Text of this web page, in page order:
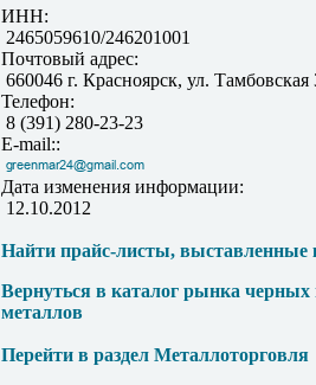
ИНН:
2465059610/246201001
Почтовый адрес:
660046 г. Красноярск, ул. Тамбовская
Телефон:
8 (391) 280-23-23
E-mail::
Дата изменения информации:
12.10.2012
Найти прайс-листы, выставленные
Вернуться в каталог рынка
металлов
Перейти в раздел Металлоторговля